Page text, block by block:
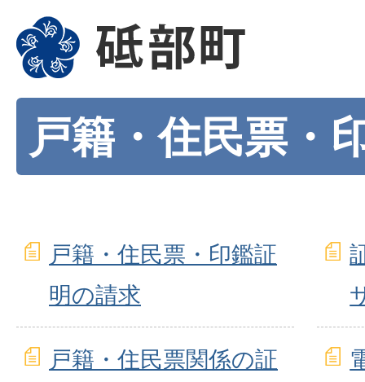
戸籍・住民票・
戸籍・住民票・印鑑証
明の請求
戸籍・住民票関係の証